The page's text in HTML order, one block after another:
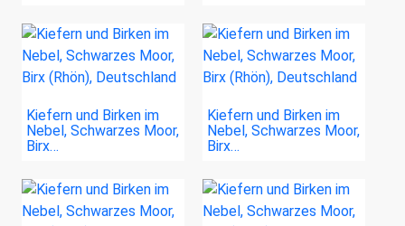
Kiefern und Birken im
Nebel, Schwarzes Moor,
Birx…
Kiefern und Birken im
Nebel, Schwarzes Moor,
Birx…